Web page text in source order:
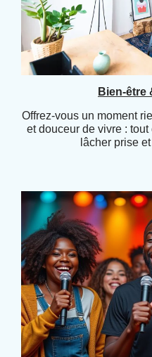
Bien-être
Offrez-vous un moment
et douceur de vivre :
lâcher prise